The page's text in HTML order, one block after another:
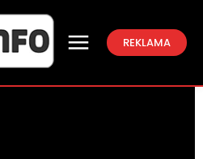
REKLAMA